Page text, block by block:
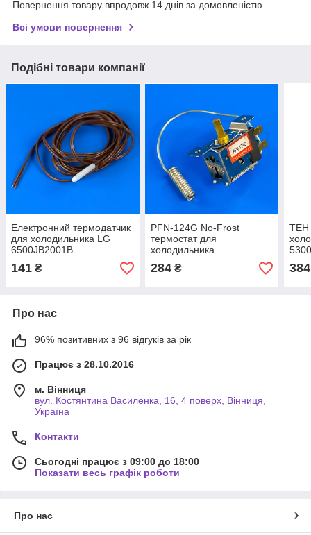
Повернення товару впродовж 14 днів за домовленістю
Всі умови повернення
Подібні товари компанії
Електронний термодатчик
для холодильника LG
6500JB2001B
141 ₴
PFN-124G No-Frost
термостат для
холодильника
Samsung/LG
284₴
ТЕН
384
Про нас
96% позитивних з 96 відгуків за рік
Працює з 28.10.2016
м. Вінниця
вул. Костянтина Василенка, 16, 4 поверх, Вінниця,
Україна
Контакти
Сьогодні працює з 09:00 до 18:00
Показати весь графік роботи
Про нас